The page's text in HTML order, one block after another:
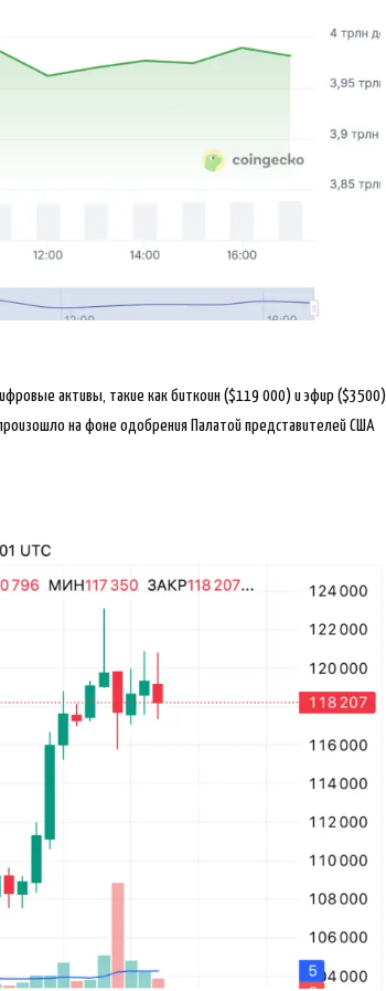
активы, такие как биткоин ($119 000) и эфир ($3500),
на фоне одобрения Палатой представителей США